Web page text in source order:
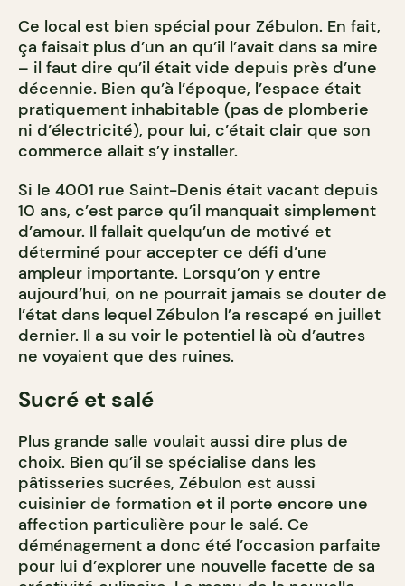
Ce local est bien spécial pour Zébulon. En fait,
ça faisait plus d’un an qu’il l’avait dans sa mire
– il faut dire qu’il était vide depuis près d’une
décennie. Bien qu’à l’époque, l’espace était
pratiquement inhabitable (pas de plomberie
ni d’électricité), pour lui, c’était clair que son
commerce allait s’y installer.
Si le 4001 rue Saint-Denis était vacant depuis
10 ans, c’est parce qu’il manquait simplement
d’amour. Il fallait quelqu’un de motivé et
déterminé pour accepter ce défi d’une
ampleur importante. Lorsqu’on y entre
aujourd’hui, on ne pourrait jamais se douter de
l’état dans lequel Zébulon l’a rescapé en juillet
dernier. Il a su voir le potentiel là où d’autres
ne voyaient que des ruines.
Sucré et salé
Plus grande salle voulait aussi dire plus de
choix. Bien qu’il se spécialise dans les
pâtisseries sucrées, Zébulon est aussi
cuisinier de formation et il porte encore une
affection particulière pour le salé. Ce
déménagement a donc été l’occasion parfaite
pour lui d’explorer une nouvelle facette de sa